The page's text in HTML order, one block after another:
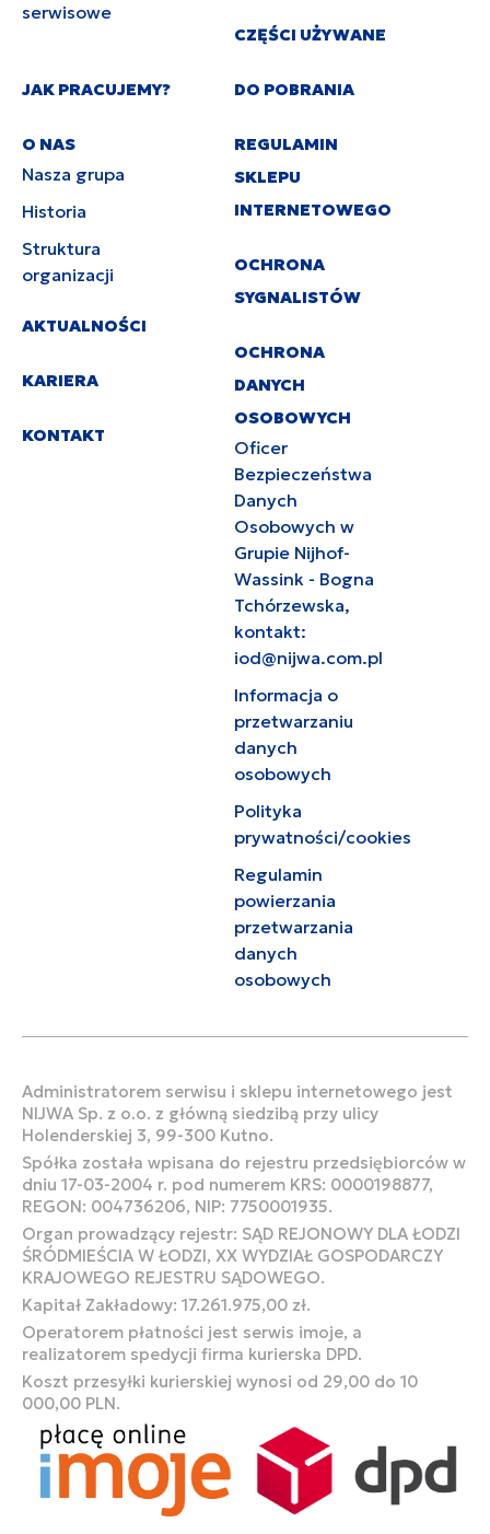
serwisowe
CZĘŚCI UŻYWANE
JAK PRACUJEMY?
O NAS
Nasza grupa
Historia
Struktura
organizacji
AKTUALNOŚCI
KARIERA
KONTAKT
DO POBRANIA
REGULAMIN
SKLEPU
INTERNETOWEGO
OCHRONA
SYGNALISTÓW
OCHRONA
DANYCH
OSOBOWYCH
Oficer
Bezpieczeństwa
Danych
Osobowych w
Grupie Nijhof-
Wassink - Bogna
Tchórzewska,
kontakt:
iod@nijwa.com.pl
Informacja o
przetwarzaniu
danych
osobowych
Polityka
prywatności/cookies
Regulamin
powierzania
przetwarzania
danych
osobowych
Administratorem serwisu i sklepu internetowego jest
NIJWA Sp. z o.o. z główną siedzibą przy ulicy
Holenderskiej 3, 99-300 Kutno.
Spółka została wpisana do rejestru przedsiębiorców w
dniu 17-03-2004 r. pod numerem KRS: 0000198877,
REGON: 004736206, NIP: 7750001935.
Organ prowadzący rejestr: SĄD REJONOWY DLA ŁODZI
ŚRÓDMIEŚCIA W ŁODZI, XX WYDZIAŁ GOSPODARCZY
KRAJOWEGO REJESTRU SĄDOWEGO.
Kapitał Zakładowy: 17.261.975,00 zł.
Operatorem płatności jest serwis imoje, a
realizatorem spedycji firma kurierska DPD.
Koszt przesyłki kurierskiej wynosi od 29,00 do 10
000,00 PLN.